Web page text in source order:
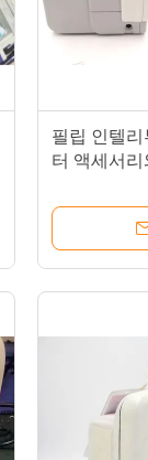
필립 인텔
터 액세서